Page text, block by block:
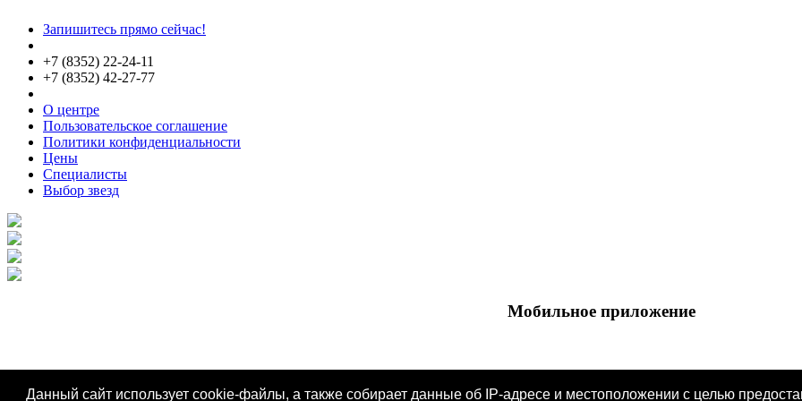
Данный сайт использует cookie-файлы, а также собирает данные об IP-адресе и местоположении с целью
Запишитесь прямо сейчас!
+7 (8352) 22-24-11
+7 (8352) 42-27-77
О центре
Пользовательское соглашение
Политики конфиденциальности
Цены
Специалисты
Выбор звезд
Мобильное приложение